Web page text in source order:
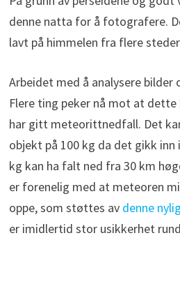
denne natta for å fotografere.
lavt på himmelen fra flere
Arbeidet med å analysere bilder
Flere ting peker nå mot at
har gitt meteorittnedfall. Det
objekt på 100 kg da det gikk
kg kan ha falt ned fra 30 km
er forenelig med at meteoren
oppe, som støttes av denne
er imidlertid stor usikkerhet